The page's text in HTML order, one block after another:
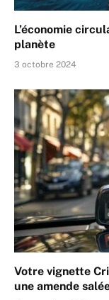
L’économie
planète
3 octobre 2024
Votre vignette
une amende